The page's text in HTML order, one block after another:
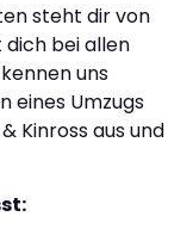
steht dir von
bei allen
uns
eines Umzugs
Kinross aus und